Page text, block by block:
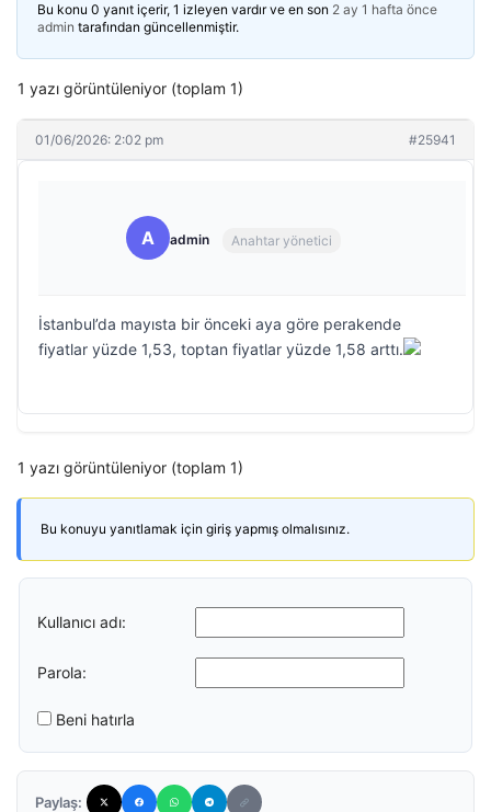
Bu konu 0 yanıt içerir, 1 izleyen vardır ve en son 2 ay 1 hafta önce
admin tarafından güncellenmiştir.
1 yazı görüntüleniyor (toplam 1)
01/06/2026: 2:02 pm #25941
A admin Anahtar yönetici
İstanbul’da mayısta bir önceki aya göre perakende
fiyatlar yüzde 1,53, toptan fiyatlar yüzde 1,58 arttı.
1 yazı görüntüleniyor (toplam 1)
Bu konuyu yanıtlamak için giriş yapmış olmalısınız.
Kullanıcı adı:
Parola:
Beni hatırla
Paylaş: